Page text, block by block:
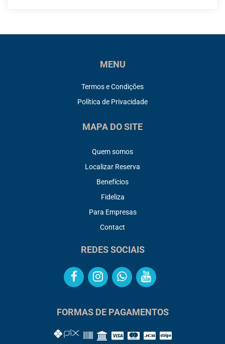
MENU
Termos e Condições
Política de Privacidade
MAPA DO SITE
Quem somos
Localizar Reserva
Benefícios
Fideliza
Para Empresas
Contact
REDES SOCIAIS
FORMAS DE PAGAMENTOS